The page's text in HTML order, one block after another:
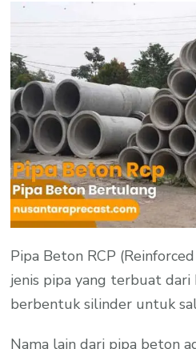
Pipa Beton RCP
jenis pipa yang terbuat
berbentuk silinder untuk
Nama lain dari pipa beton